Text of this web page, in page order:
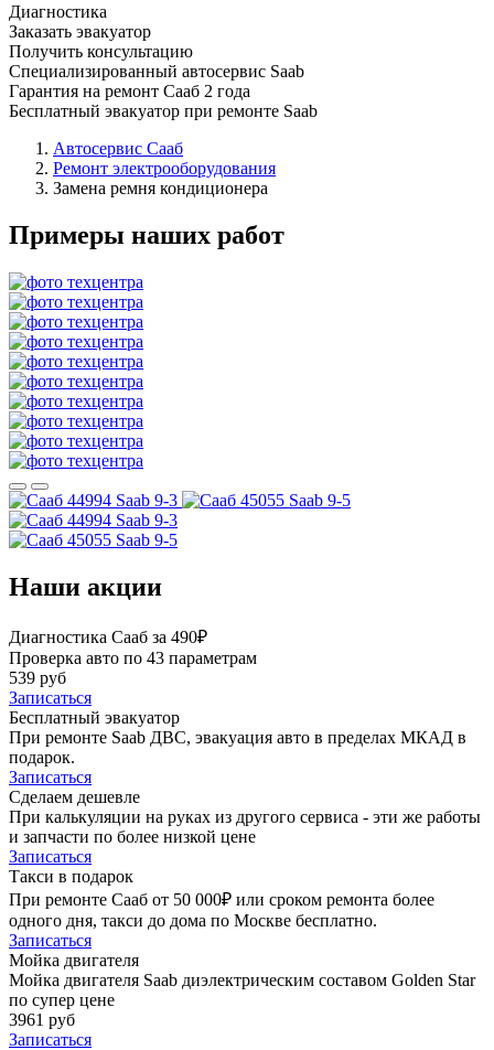
Диагностика
Заказать эвакуатор
Получить консультацию
Специализированный автосервис Saab
Гарантия на ремонт Сааб 2 года
Бесплатный эвакуатор при ремонте Saab
Автосервис Сааб
Ремонт электрооборудования
Замена ремня кондиционера
Примеры наших работ
Saab 9-3
Saab 9-5
Saab 9-3
Saab 9-5
Наши акции
Диагностика Сааб за 490₽
Проверка авто по 43 параметрам
539 руб
Записаться
Бесплатный эвакуатор
При ремонте Saab ДВС, эвакуация авто в пределах МКАД в
подарок.
Записаться
Сделаем дешевле
При калькуляции на руках из другого сервиса - эти же работы
и запчасти по более низкой цене
Записаться
Такси в подарок
При ремонте Сааб от 50 000₽ или сроком ремонта более
одного дня, такси до дома по Москве бесплатно.
Записаться
Мойка двигателя
Мойка двигателя Saab диэлектрическим составом Golden Star
по супер цене
3961 руб
Записаться